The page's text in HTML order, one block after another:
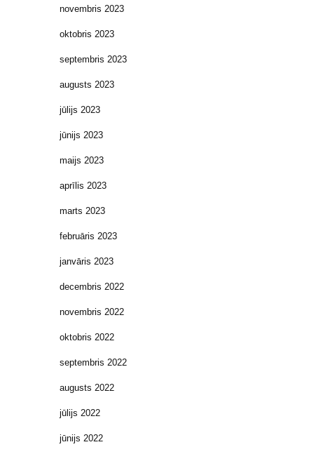
novembris 2023
oktobris 2023
septembris 2023
augusts 2023
jūlijs 2023
jūnijs 2023
maijs 2023
aprīlis 2023
marts 2023
februāris 2023
janvāris 2023
decembris 2022
novembris 2022
oktobris 2022
septembris 2022
augusts 2022
jūlijs 2022
jūnijs 2022